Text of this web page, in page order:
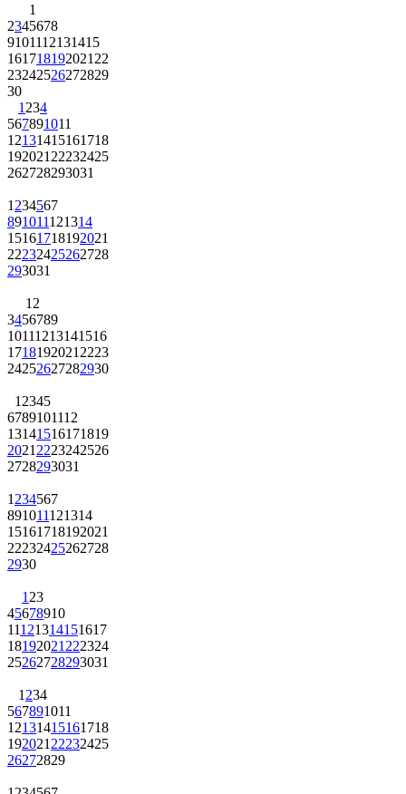
1
2345678
9101112131415
161718192021 22
23242526272829
30
1 234
567891011
12131415161718
192021 22232425
262728293031
1 234567
891011121314
15161718192021
22232425262728
293031
1 2
3456789
10111213141516
1718192021 2223
24252627282930
1 2345
6789101112
13141516171819
2021 2223242526
2728293031
1 234567
891011121314
15161718192021
22232425262728
2930
1 23
45678910
11121314151617
18192021 222324
25262728293031
1 234
567891011
12131415161718
192021 22232425
26272829